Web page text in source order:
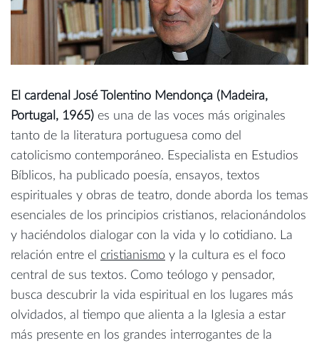
El cardenal José Tolentino Mendonça (Madeira,
Portugal, 1965) es una de las voces más originales
tanto de la literatura portuguesa como del
catolicismo contemporáneo. Especialista en Estudios
Bíblicos, ha publicado poesía, ensayos, textos
espirituales y obras de teatro, donde aborda los temas
esenciales de los principios cristianos, relacionándolos
y haciéndolos dialogar con la vida y lo cotidiano. La
relación entre el cristianismo y la cultura es el foco
central de sus textos. Como teólogo y pensador,
busca descubrir la vida espiritual en los lugares más
olvidados, al tiempo que alienta a la Iglesia a estar
más presente en los grandes interrogantes de la